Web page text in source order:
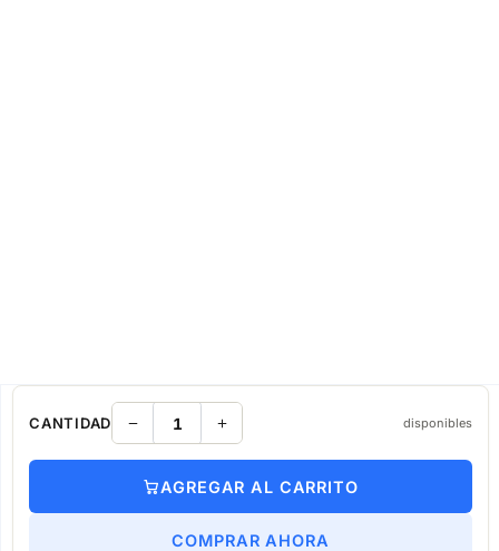
CANTIDAD disponibles
AGREGAR AL CARRITO
COMPRAR AHORA